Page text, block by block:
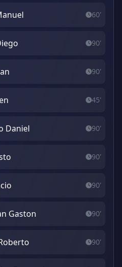
60'
90'
90'
45'
Daniel 90'
90'
90'
Gaston 90'
90'